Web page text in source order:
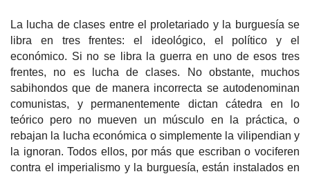
La lucha de clases entre el proletariado y la burguesía se
libra en tres frentes: el ideológico, el político y el
económico. Si no se libra la guerra en uno de esos tres
frentes, no es lucha de clases. No obstante, muchos
sabihondos que de manera incorrecta se autodenominan
comunistas, y permanentemente dictan cátedra en lo
teórico pero no mueven un músculo en la práctica, o
rebajan la lucha económica o simplemente la vilipendian y
la ignoran. Todos ellos, por más que escriban o vociferen
contra el imperialismo y la burguesía, están instalados en